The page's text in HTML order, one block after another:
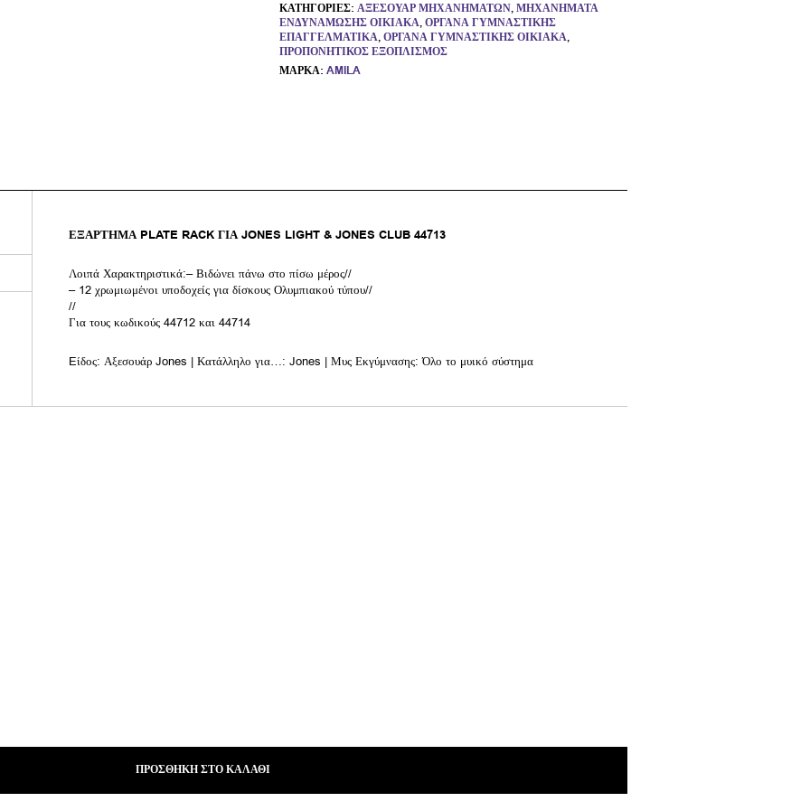
ΚΑΤΗΓΟΡΊΕΣ: ΑΞΕΣΟΥΆΡ ΜΗΧΑΝΗΜΆΤΩΝ,ΜΗΧΑΝΉΜΑΤΑ
ΕΝΔΥΝΆΜΩΣΗΣ ΟΙΚΙΑΚΆ,ΌΡΓΑΝΑ ΓΥΜΝΑΣΤΙΚΉΣ
ΕΠΑΓΓΕΛΜΑΤΙΚΆ,ΌΡΓΑΝΑ ΓΥΜΝΑΣΤΙΚΉΣ ΟΙΚΙΑΚΆ,
ΠΡΟΠΟΝΗΤΙΚΌΣ ΕΞΟΠΛΙΣΜΌΣ
ΜΆΡΚΑ: AMILA
ΕΞΑΡΤΗΜΑ PLATE RACK ΓΙΑ JONES LIGHT & JONES CLUB 44713
Λοιπά Χαρακτηριστικά:– Βιδώνει πάνω στο πίσω μέρος//
– 12 χρωμιωμένοι υποδοχείς για δίσκους Ολυμπιακού τύπου//
//
Για τους κωδικούς 44712 και 44714
Eίδος: Αξεσουάρ Jones | Κατάλληλο για…: Jones | Μυς Εκγύμνασης: Όλο το μυικό σύστημα
ΠΡΟΣΘΉΚΗ ΣΤΟ ΚΑΛΆΘΙ